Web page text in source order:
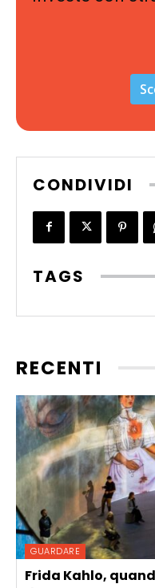
CONDIVIDI
TAGS
RECENTI
GUARDARE
Frida Kahlo,